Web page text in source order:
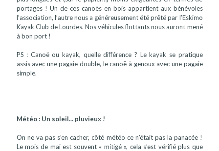
portages ! Un de ces canoës en bois appartient aux bénévoles
l’association, l’autre nous a généreusement été prêté par l’Eskimo
Kayak Club de Lourdes. Nos véhicules flottants nous auront mené
à bon port !
PS : Canoë ou kayak, quelle différence ? Le kayak se pratique
assis avec une pagaie double, le canoë à genoux avec une pagaie
simple.
Météo : Un soleil... pluvieux !
On ne va pas s’en cacher, côté météo ce n’était pas la panacée !
Le mois de mai est souvent « mitigé », cela s’est vérifié plus que